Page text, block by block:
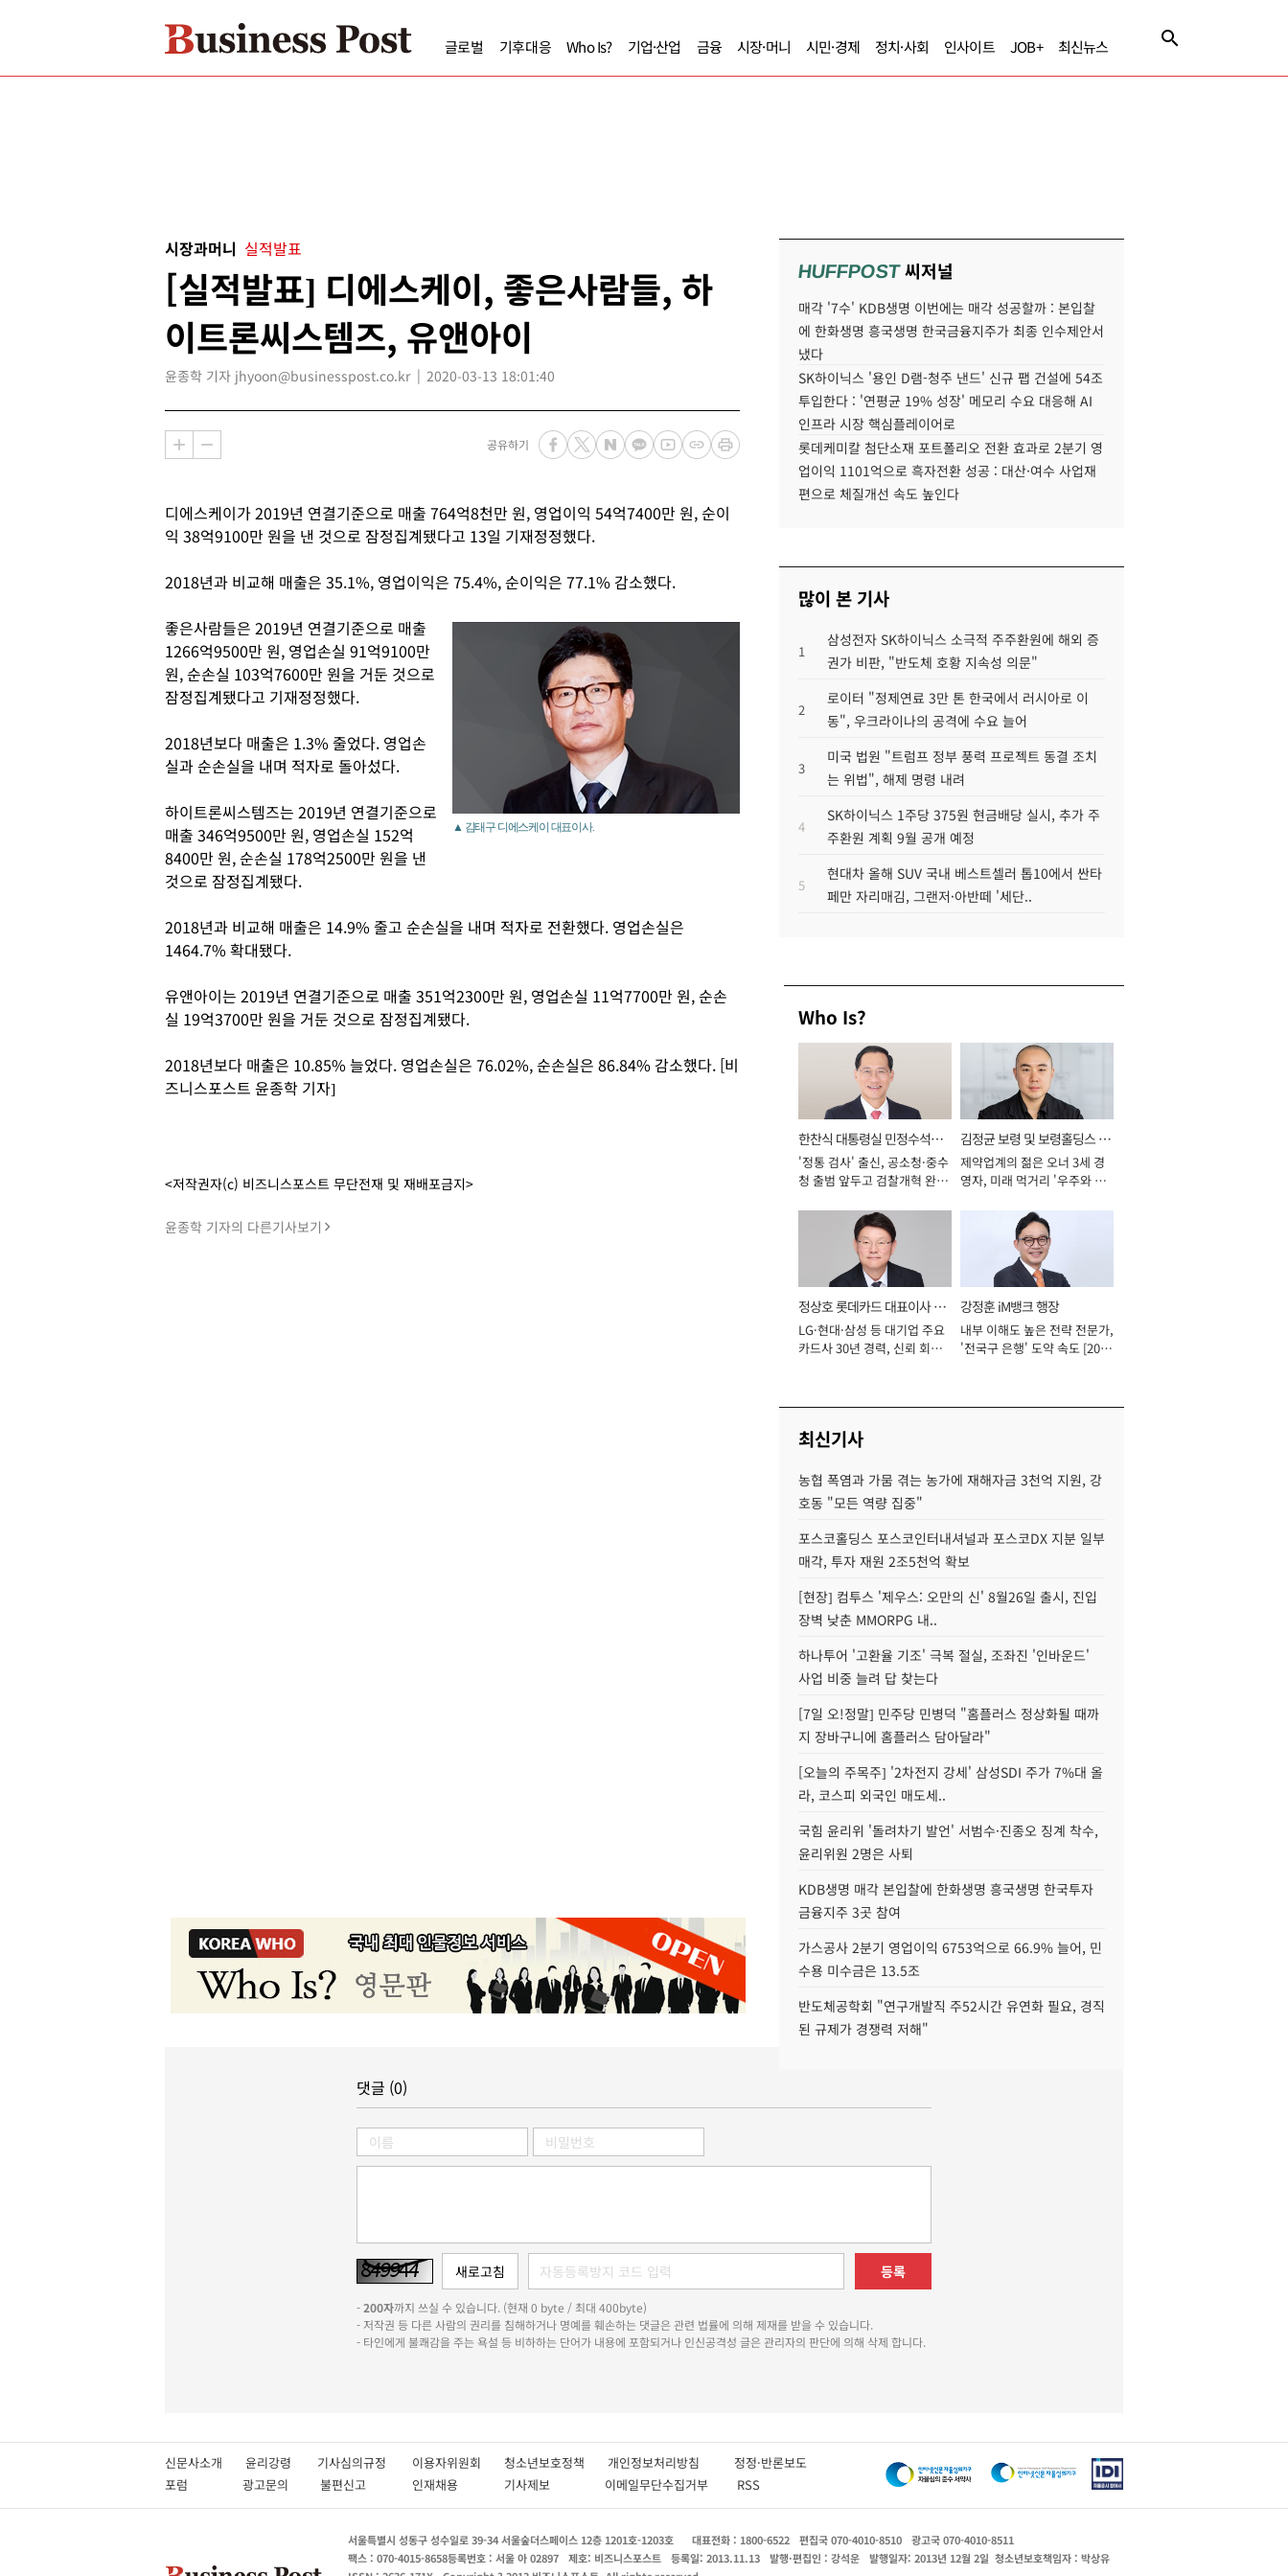
글로벌 기후대응 Who Is? 기업·산업 금융 시장·머니 시민·경제 정치·사회 인사이트 JOB+ 최신뉴스
시장과머니 실적발표
[실적발표] 디에스케이, 좋은사람들, 하
이트론씨스템즈, 유앤아이
윤종학 기자 jhyoon@businesspost.co.kr 2020-03-13 18:01:40
공유하기
디에스케이가 2019년 연결기준으로 매출 764억8천만 원, 영업이익 54억7400만 원, 순이
익 38억9100만 원을 낸 것으로 잠정집계됐다고 13일 기재정정했다.
2018년과 비교해 매출은 35.1%, 영업이익은 75.4%, 순이익은 77.1% 감소했다.
▲ 김태구 디에스케이 대표이사.
좋은사람들은 2019년 연결기준으로 매출
1266억9500만 원, 영업손실 91억9100만
원, 순손실 103억7600만 원을 거둔 것으로
잠정집계됐다고 기재정정했다.
2018년보다 매출은 1.3% 줄었다. 영업손
실과 순손실을 내며 적자로 돌아섰다.
하이트론씨스템즈는 2019년 연결기준으로
매출 346억9500만 원, 영업손실 152억
8400만 원, 순손실 178억2500만 원을 낸
것으로 잠정집계됐다.
2018년과 비교해 매출은 14.9% 줄고 순손실을 내며 적자로 전환했다. 영업손실은
1464.7% 확대됐다.
유앤아이는 2019년 연결기준으로 매출 351억2300만 원, 영업손실 11억7700만 원, 순손
실 19억3700만 원을 거둔 것으로 잠정집계됐다.
2018년보다 매출은 10.85% 늘었다. 영업손실은 76.02%, 순손실은 86.84% 감소했다. [비
즈니스포스트 윤종학 기자]
<저작권자(c) 비즈니스포스트 무단전재 및 재배포금지>
윤종학 기자의 다른기사보기
HUFFPOST씨저널
매각 '7수' KDB생명 이번에는 매각 성공할까 : 본입찰
에 한화생명 흥국생명 한국금융지주가 최종 인수제안서
냈다
SK하이닉스 '용인 D램-청주 낸드' 신규 팹 건설에 54조
투입한다 : '연평균 19% 성장' 메모리 수요 대응해 AI
인프라 시장 핵심플레이어로
롯데케미칼 첨단소재 포트폴리오 전환 효과로 2분기 영
업이익 1101억으로 흑자전환 성공 : 대산·여수 사업재
편으로 체질개선 속도 높인다
많이 본 기사
1
삼성전자 SK하이닉스 소극적 주주환원에 해외 증
권가 비판, "반도체 호황 지속성 의문"
2
로이터 "정제연료 3만 톤 한국에서 러시아로 이
동", 우크라이나의 공격에 수요 늘어
3
미국 법원 "트럼프 정부 풍력 프로젝트 동결 조치
는 위법", 해제 명령 내려
4
SK하이닉스 1주당 375원 현금배당 실시, 추가 주
주환원 계획 9월 공개 예정
5
현대차 올해 SUV 국내 베스트셀러 톱10에서 싼타
페만 자리매김, 그랜저·아반떼 '세단..
Who Is?
한찬식 대통령실 민정수석비
서관
'정통 검사' 출신, 공소청·중수
청 출범 앞두고 검찰개혁 완수
김정균 보령 및 보령홀딩스 대
표이사 사장
제약업계의 젊은 오너 3세 경
영자, 미래 먹거리 '우주와 헬
정상호 롯데카드 대표이사 사
장
LG·현대·삼성 등 대기업 주요
카드사 30년 경력, 신뢰 회복
강정훈 iM뱅크 행장
내부 이해도 높은 전략 전문가,
'전국구 은행' 도약 속도 [2026
최신기사
농협 폭염과 가뭄 겪는 농가에 재해자금 3천억 지원, 강
호동 "모든 역량 집중"
포스코홀딩스 포스코인터내셔널과 포스코DX 지분 일부
매각, 투자 재원 2조5천억 확보
[현장] 컴투스 '제우스: 오만의 신' 8월26일 출시, 진입
장벽 낮춘 MMORPG 내..
하나투어 '고환율 기조' 극복 절실, 조좌진 '인바운드'
사업 비중 늘려 답 찾는다
[7일 오!정말] 민주당 민병덕 "홈플러스 정상화될 때까
지 장바구니에 홈플러스 담아달라"
[오늘의 주목주] '2차전지 강세' 삼성SDI 주가 7%대 올
라, 코스피 외국인 매도세..
국힘 윤리위 '돌려차기 발언' 서범수·진종오 징계 착수,
윤리위원 2명은 사퇴
KDB생명 매각 본입찰에 한화생명 흥국생명 한국투자
금융지주 3곳 참여
가스공사 2분기 영업이익 6753억으로 66.9% 늘어, 민
수용 미수금은 13.5조
반도체공학회 "연구개발직 주52시간 유연화 필요, 경직
된 규제가 경쟁력 저해"
댓글 (0)
등록
-200자까지 쓰실 수 있습니다. (현재 0 byte / 최대 400byte)
- 저작권 등 다른 사람의 권리를 침해하거나 명예를 훼손하는 댓글은 관련 법률에 의해 제재를 받을 수 있습니다.
- 타인에게 불쾌감을 주는 욕설 등 비하하는 단어가 내용에 포함되거나 인신공격성 글은 관리자의 판단에 의해 삭제 합니다.
신문사소개 윤리강령 기사심의규정 이용자위원회 청소년보호정책 개인정보처리방침 정정·반론보도
포럼
광고문의 불편신고 인재채용 기사제보 이메일무단수집거부 RSS
서울특별시 성동구 성수일로 39-34 서울숲더스페이스 12층 1201호-1203호 대표전화 : 1800-6522 편집국 070-4010-8510
광고국 070-4010-8511
팩스 : 070-4015-8658등록번호 : 서울 아 02897 제호: 비즈니스포스트 등록일: 2013.11.13 발행·편집인 : 강석운 발행일자: 2013년 12월 2일 청소년보호책임자 : 박상유